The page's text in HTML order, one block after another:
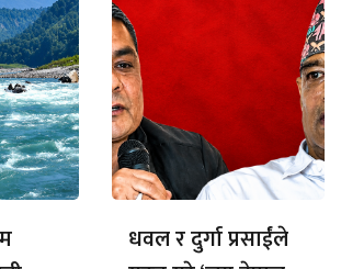
धवल र दुर्गा प्रसाईंले